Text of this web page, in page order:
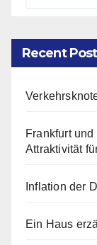
Recent
Frankfurt
Attraktivität
Inflation der
Ein Haus